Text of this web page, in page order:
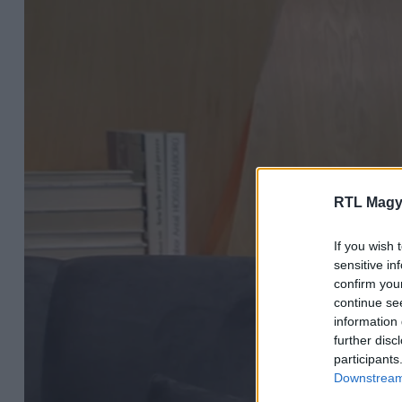
RTL
If you wish
sensitive
confirm
continue
information
further